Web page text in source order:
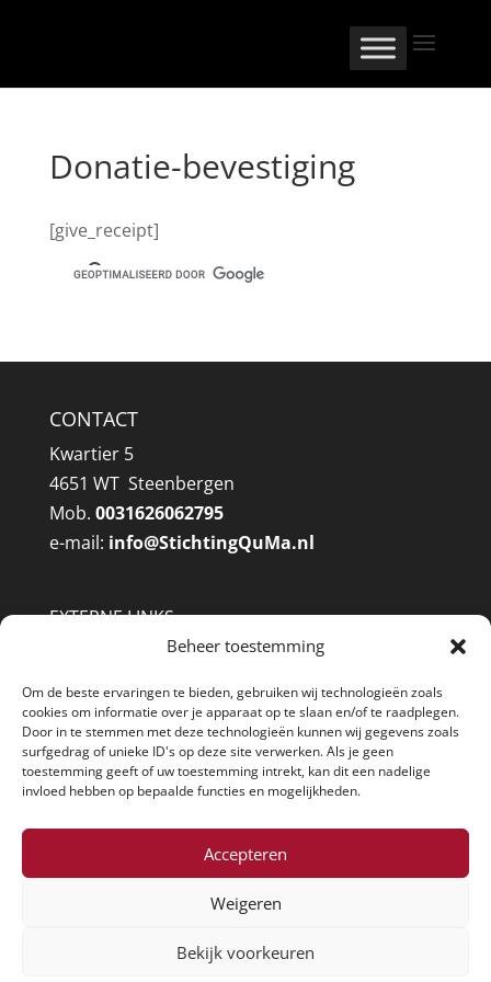
Beheer toestemming
Om de beste ervaringen te bieden, gebruiken wij technologieën zoals
cookies om informatie over je apparaat op te slaan en/of te raadplegen.
Door in te stemmen met deze technologieën kunnen wij gegevens zoals
surfgedrag of unieke ID's op deze site verwerken. Als je geen
toestemming geeft of uw toestemming intrekt, kan dit een nadelige
invloed hebben op bepaalde functies en mogelijkheden.
Accepteren
Weigeren
Bekijk voorkeuren
Donatie-bevestiging
[give_receipt]
CONTACT
Kwartier 5
4651 WT Steenbergen
Mob. 0031626062795
e-mail: info@StichtingQuMa.nl
EXTERNE LINKS
West Brabant Archief
Heemkundekring Steenbergen
Heemkundekring Halsteren
Genealogie Online
@Pi-Apps webdesign